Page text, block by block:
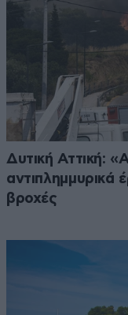
Δυτική Αττική:
αντιπλημμυρικά
βροχές